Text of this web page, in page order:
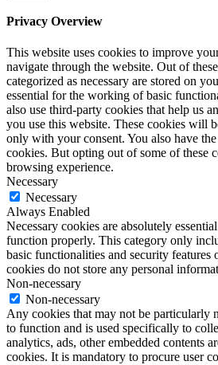
Privacy Overview
This website uses cookies to improve
navigate through the website. Out of
categorized as necessary are stored on
essential for the working of basic
also use third-party cookies that help us
you use this website. These cookies will
only with your consent. You also have
cookies. But opting out of some of these
browsing experience.
Necessary
Necessary
Always Enabled
Necessary cookies are absolutely
function properly. This category only
basic functionalities and security features
cookies do not store any personal
Non-necessary
Non-necessary
Any cookies that may not be particularly
to function and is used specifically to
analytics, ads, other embedded contents
cookies. It is mandatory to procure user